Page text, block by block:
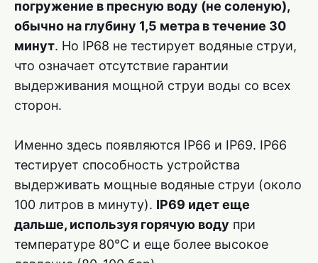
погружение в пресную воду (не соленую),
обычно на глубину 1,5 метра в течение 30
минут. Но IP68 не тестирует водяные струи,
что означает отсутствие гарантии
выдерживания мощной струи воды со всех
сторон.
Именно здесь появляются IP66 и IP69. IP66
тестирует способность устройства
выдерживать мощные водяные струи (около
100 литров в минуту). IP69 идет еще
дальше, используя горячую воду при
температуре 80°C и еще более высокое